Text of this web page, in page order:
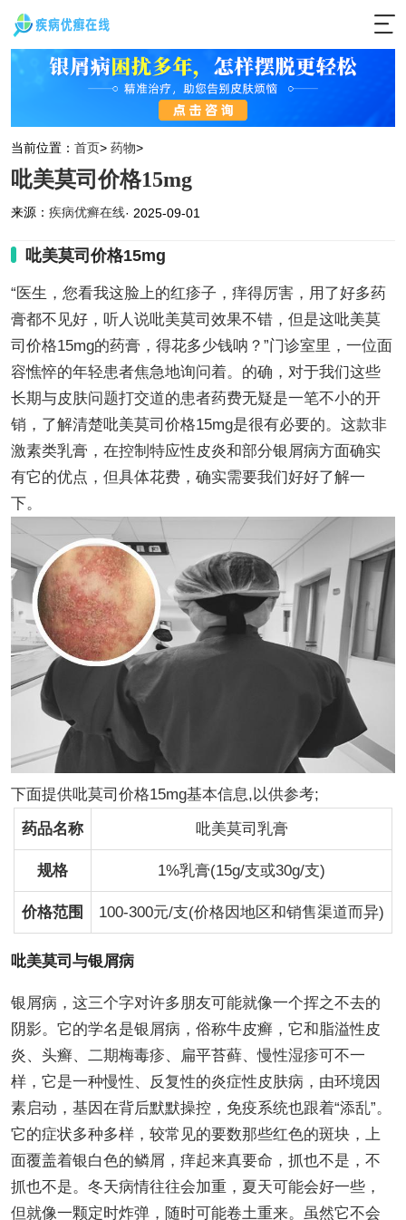
当前位置： 首页> 药物>
吡美莫司价格15mg
来源： 疾病优癣在线· 2025-09-01
吡美莫司价格15mg
“医生，您看我这脸上的红疹子，痒得厉害，用了好多药
膏都不见好，听人说吡美莫司效果不错，但是这吡美莫
司价格15mg的药膏，得花多少钱呐？”门诊室里，一位面
容憔悴的年轻患者焦急地询问着。的确，对于我们这些
长期与皮肤问题打交道的患者药费无疑是一笔不小的开
销，了解清楚吡美莫司价格15mg是很有必要的。这款非
激素类乳膏，在控制特应性皮炎和部分银屑病方面确实
有它的优点，但具体花费，确实需要我们好好了解一
下。
下面提供吡莫司价格15mg基本信息,以供参考;
药品名称
吡美莫司乳膏
规格 1%乳膏(15g/支或30g/支)
价格范围 100-300元/支(价格因地区和销售渠道而异)
吡美莫司与银屑病
银屑病，这三个字对许多朋友可能就像一个挥之不去的
阴影。它的学名是银屑病，俗称牛皮癣，它和脂溢性皮
炎、头癣、二期梅毒疹、扁平苔藓、慢性湿疹可不一
样，它是一种慢性、反复性的炎症性皮肤病，由环境因
素启动，基因在背后默默操控，免疫系统也跟着“添乱”。
它的症状多种多样，较常见的要数那些红色的斑块，上
面覆盖着银白色的鳞屑，痒起来真要命，抓也不是，不
抓也不是。冬天病情往往会加重，夏天可能会好一些，
但就像一颗定时炸弹，随时可能卷土重来。虽然它不会